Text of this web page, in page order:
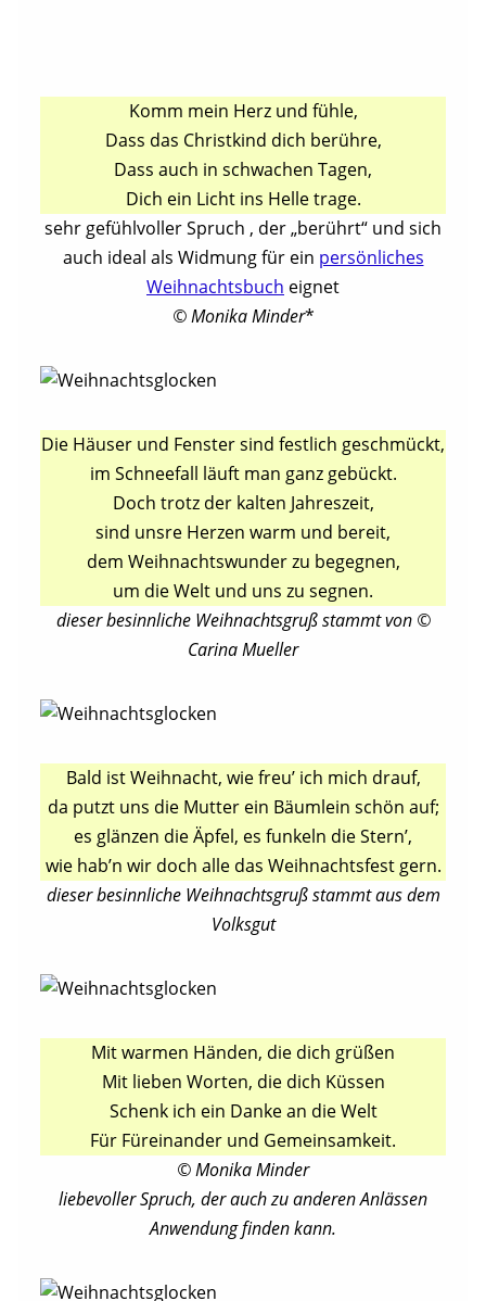
Komm mein Herz und fühle,
Dass das Christkind dich berühre,
Dass auch in schwachen Tagen,
Dich ein Licht ins Helle trage.
sehr gefühlvoller Spruch , der „berührt“ und sich
auch ideal als Widmung für ein persönliches
Weihnachtsbuch eignet
© Monika Minder*
Die Häuser und Fenster sind festlich geschmückt,
im Schneefall läuft man ganz gebückt.
Doch trotz der kalten Jahreszeit,
sind unsre Herzen warm und bereit,
dem Weihnachtswunder zu begegnen,
um die Welt und uns zu segnen.
dieser besinnliche Weihnachtsgruß stammt von ©
Carina Mueller
Bald ist Weihnacht, wie freu’ ich mich drauf,
da putzt uns die Mutter ein Bäumlein schön auf;
es glänzen die Äpfel, es funkeln die Stern’,
wie hab’n wir doch alle das Weihnachtsfest gern.
dieser besinnliche Weihnachtsgruß stammt aus dem
Volksgut
Mit warmen Händen, die dich grüßen
Mit lieben Worten, die dich Küssen
Schenk ich ein Danke an die Welt
Für Füreinander und Gemeinsamkeit.
© Monika Minder
liebevoller Spruch, der auch zu anderen Anlässen
Anwendung finden kann.